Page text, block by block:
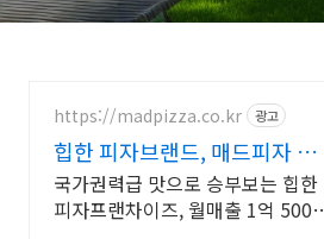
https://madpizza.co.kr 광고
힙한 피자브랜드, 매드피자 발효
식초로 만든 도우
국가권력급 맛으로 승부보는 힙한
피자프랜차이즈, 월매출 1억 5000